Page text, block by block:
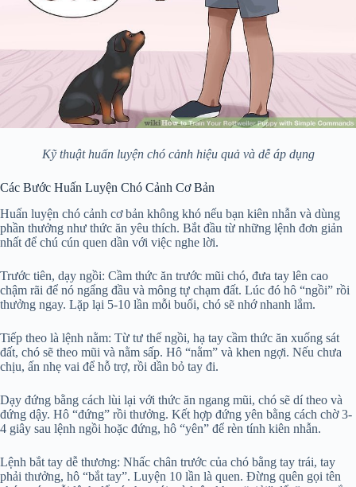
Kỹ thuật huấn luyện chó cảnh hiệu quả và dễ áp dụng
Các Bước Huấn Luyện Chó Cảnh Cơ Bản
Huấn luyện chó cảnh cơ bản không khó nếu bạn kiên nhẫn và dùng
phần thưởng như thức ăn yêu thích. Bắt đầu từ những lệnh đơn giản
nhất để chú cún quen dần với việc nghe lời.
Trước tiên, dạy ngồi: Cầm thức ăn trước mũi chó, đưa tay lên cao
chậm rãi để nó ngẩng đầu và mông tự chạm đất. Lúc đó hô “ngồi” rồi
thưởng ngay. Lặp lại 5-10 lần mỗi buổi, chó sẽ nhớ nhanh lắm.
Tiếp theo là lệnh nằm: Từ tư thế ngồi, hạ tay cầm thức ăn xuống sát
đất, chó sẽ theo mũi và nằm sấp. Hô “nằm” và khen ngợi. Nếu chưa
chịu, ấn nhẹ vai để hỗ trợ, rồi dần bỏ tay đi.
Dạy đứng bằng cách lùi lại với thức ăn ngang mũi, chó sẽ dí theo và
đứng dậy. Hô “đứng” rồi thưởng. Kết hợp đứng yên bằng cách chờ 3-
4 giây sau lệnh ngồi hoặc đứng, hô “yên” để rèn tính kiên nhẫn.
Lệnh bắt tay dễ thương: Nhấc chân trước của chó bằng tay trái, tay
phải thưởng, hô “bắt tay”. Luyện 10 lần là quen. Đừng quên gọi tên